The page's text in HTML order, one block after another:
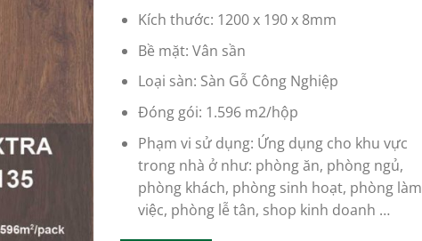
Kích thước: 1200 x 190 x 8mm
Bề mặt: Vân sần
Loại sàn: Sàn Gỗ Công Nghiệp
Đóng gói: 1.596 m2/hộp
Phạm vi sử dụng: Ứng dụng cho khu vực
trong nhà ở như: phòng ăn, phòng ngủ,
phòng khách, phòng sinh hoạt, phòng làm
việc, phòng lễ tân, shop kinh doanh …